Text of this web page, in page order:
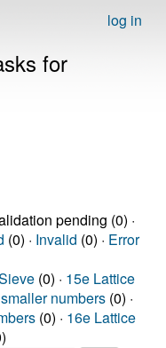
log in
for
pending (0) ·
(0) · Invalid (0) · Error
(0) · 15e Lattice
numbers (0) ·
(0) · 16e Lattice